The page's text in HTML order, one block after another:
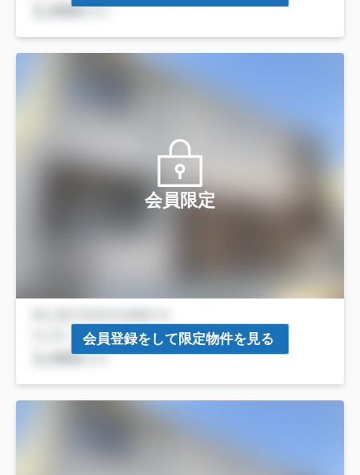
会員限定
会員登録をして限定物件を見る